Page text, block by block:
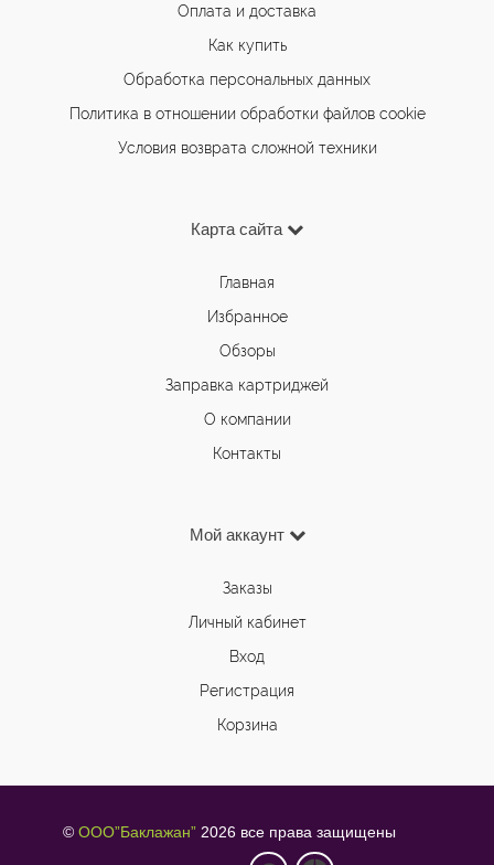
Оплата и доставка
Как купить
Обработка персональных данных
Политика в отношении обработки файлов cookie
Условия возврата сложной техники
Карта сайта
Главная
Избранное
Обзоры
Заправка картриджей
О компании
Контакты
Мой аккаунт
Заказы
Личный кабинет
Вход
Регистрация
Корзина
© ООО”Баклажан” 2026 все права защищены